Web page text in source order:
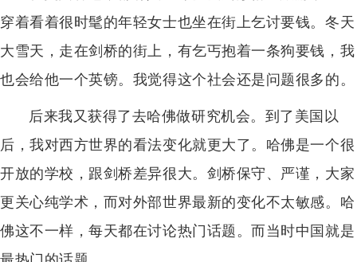
穿着看着很时髦的年轻女士也坐在街上乞讨要钱。冬天
大雪天，走在剑桥的街上，有乞丐抱着一条狗要钱，我
也会给他一个英镑。我觉得这个社会还是问题很多的。
后来我又获得了去哈佛做研究机会。到了美国以
后，我对西方世界的看法变化就更大了。哈佛是一个很
开放的学校，跟剑桥差异很大。剑桥保守、严谨，大家
更关心纯学术，而对外部世界最新的变化不太敏感。哈
佛这不一样，每天都在讨论热门话题。而当时中国就是